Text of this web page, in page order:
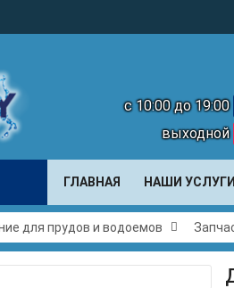
с 10:00 до 19:00
выходной
ГЛАВНАЯ НАШИ УСЛУГИ
для прудов и водоемов